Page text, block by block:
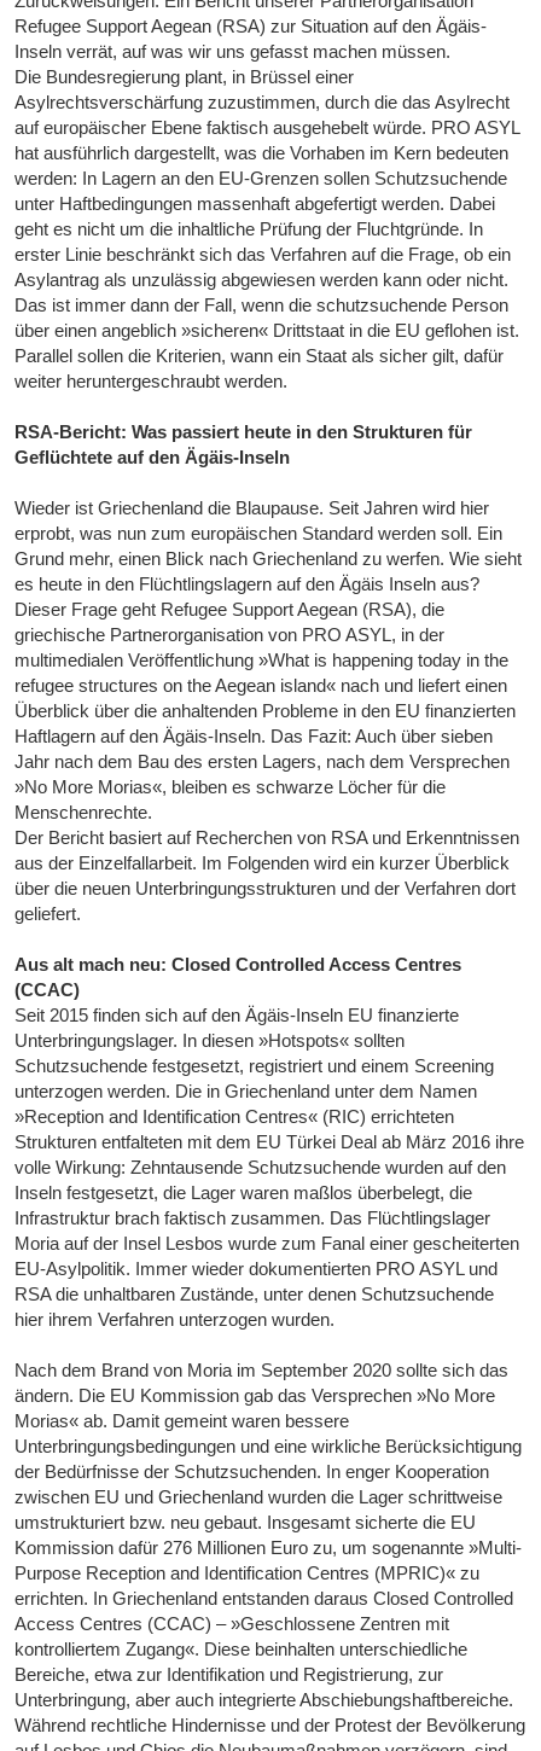
Refugee Support Aegean (RSA) zur Situation auf den Ägäis-
Inseln verrät, auf was wir uns gefasst machen müssen.
Die Bundesregierung plant, in Brüssel einer
Asylrechtsverschärfung zuzustimmen, durch die das Asylrecht
auf europäischer Ebene faktisch ausgehebelt würde. PRO ASYL
hat ausführlich dargestellt, was die Vorhaben im Kern bedeuten
werden: In Lagern an den EU-Grenzen sollen Schutzsuchende
unter Haftbedingungen massenhaft abgefertigt werden. Dabei
geht es nicht um die inhaltliche Prüfung der Fluchtgründe. In
erster Linie beschränkt sich das Verfahren auf die Frage, ob ein
Asylantrag als unzulässig abgewiesen werden kann oder nicht.
Das ist immer dann der Fall, wenn die schutzsuchende Person
über einen angeblich »sicheren« Drittstaat in die EU geflohen ist.
Parallel sollen die Kriterien, wann ein Staat als sicher gilt, dafür
weiter heruntergeschraubt werden.
RSA-Bericht: Was passiert heute in den Strukturen für
Geflüchtete auf den Ägäis-Inseln
Wieder ist Griechenland die Blaupause. Seit Jahren wird hier
erprobt, was nun zum europäischen Standard werden soll. Ein
Grund mehr, einen Blick nach Griechenland zu werfen. Wie sieht
es heute in den Flüchtlingslagern auf den Ägäis Inseln aus?
Dieser Frage geht Refugee Support Aegean (RSA), die
griechische Partnerorganisation von PRO ASYL, in der
multimedialen Veröffentlichung »What is happening today in the
refugee structures on the Aegean island« nach und liefert einen
Überblick über die anhaltenden Probleme in den EU finanzierten
Haftlagern auf den Ägäis-Inseln. Das Fazit: Auch über sieben
Jahr nach dem Bau des ersten Lagers, nach dem Versprechen
»No More Morias«, bleiben es schwarze Löcher für die
Menschenrechte.
Der Bericht basiert auf Recherchen von RSA und Erkenntnissen
aus der Einzelfallarbeit. Im Folgenden wird ein kurzer Überblick
über die neuen Unterbringungsstrukturen und der Verfahren dort
geliefert.
Aus alt mach neu: Closed Controlled Access Centres
(CCAC)
Seit 2015 finden sich auf den Ägäis-Inseln EU finanzierte
Unterbringungslager. In diesen »Hotspots« sollten
Schutzsuchende festgesetzt, registriert und einem Screening
unterzogen werden. Die in Griechenland unter dem Namen
»Reception and Identification Centres« (RIC) errichteten
Strukturen entfalteten mit dem EU Türkei Deal ab März 2016 ihre
volle Wirkung: Zehntausende Schutzsuchende wurden auf den
Inseln festgesetzt, die Lager waren maßlos überbelegt, die
Infrastruktur brach faktisch zusammen. Das Flüchtlingslager
Moria auf der Insel Lesbos wurde zum Fanal einer gescheiterten
EU-Asylpolitik. Immer wieder dokumentierten PRO ASYL und
RSA die unhaltbaren Zustände, unter denen Schutzsuchende
hier ihrem Verfahren unterzogen wurden.
Nach dem Brand von Moria im September 2020 sollte sich das
ändern. Die EU Kommission gab das Versprechen »No More
Morias« ab. Damit gemeint waren bessere
Unterbringungsbedingungen und eine wirkliche Berücksichtigung
der Bedürfnisse der Schutzsuchenden. In enger Kooperation
zwischen EU und Griechenland wurden die Lager schrittweise
umstrukturiert bzw. neu gebaut. Insgesamt sicherte die EU
Kommission dafür 276 Millionen Euro zu, um sogenannte »Multi-
Purpose Reception and Identification Centres (MPRIC)« zu
errichten. In Griechenland entstanden daraus Closed Controlled
Access Centres (CCAC) – »Geschlossene Zentren mit
kontrolliertem Zugang«. Diese beinhalten unterschiedliche
Bereiche, etwa zur Identifikation und Registrierung, zur
Unterbringung, aber auch integrierte Abschiebungshaftbereiche.
Während rechtliche Hindernisse und der Protest der Bevölkerung